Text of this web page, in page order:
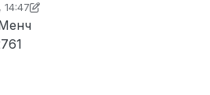
14:47
Dogge